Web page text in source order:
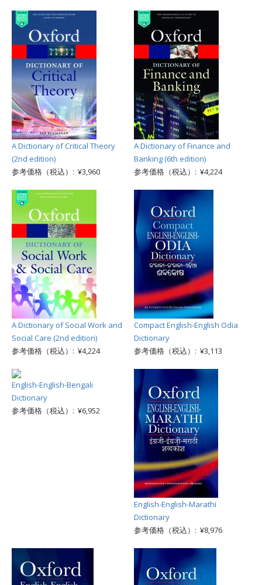
A Dictionary of Critical Theory
(2nd edition)
参考価格（税込）: ¥3,960
A Dictionary of Finance and
Banking (6th edition)
参考価格（税込）: ¥4,224
A Dictionary of Social Work and
Social Care (2nd edition)
参考価格（税込）: ¥4,224
Compact English-English Odia
Dictionary
参考価格（税込）: ¥3,113
English-English-Bengali
Dictionary
参考価格（税込）: ¥6,952
English-English-Marathi
Dictionary
参考価格（税込）: ¥8,976